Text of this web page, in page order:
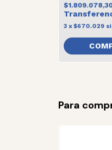
3 x $670.029
Para